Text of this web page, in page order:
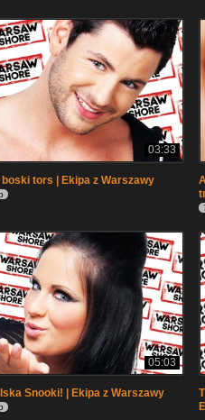
03:33
boski tors | Ekipa z Warszawy
05:03
Snooki! | Ekipa z Warszawy